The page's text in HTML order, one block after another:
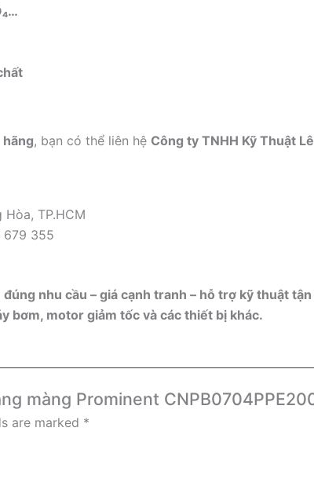
, bạn có thể liên hệ Công ty TNHH Kỹ Thuật
TP.HCM
679 355
nhu cầu – giá cạnh tranh – hỗ trợ kỹ thuật
bơm, motor giảm tốc và các thiết bị khác.
màng Prominent
are marked *